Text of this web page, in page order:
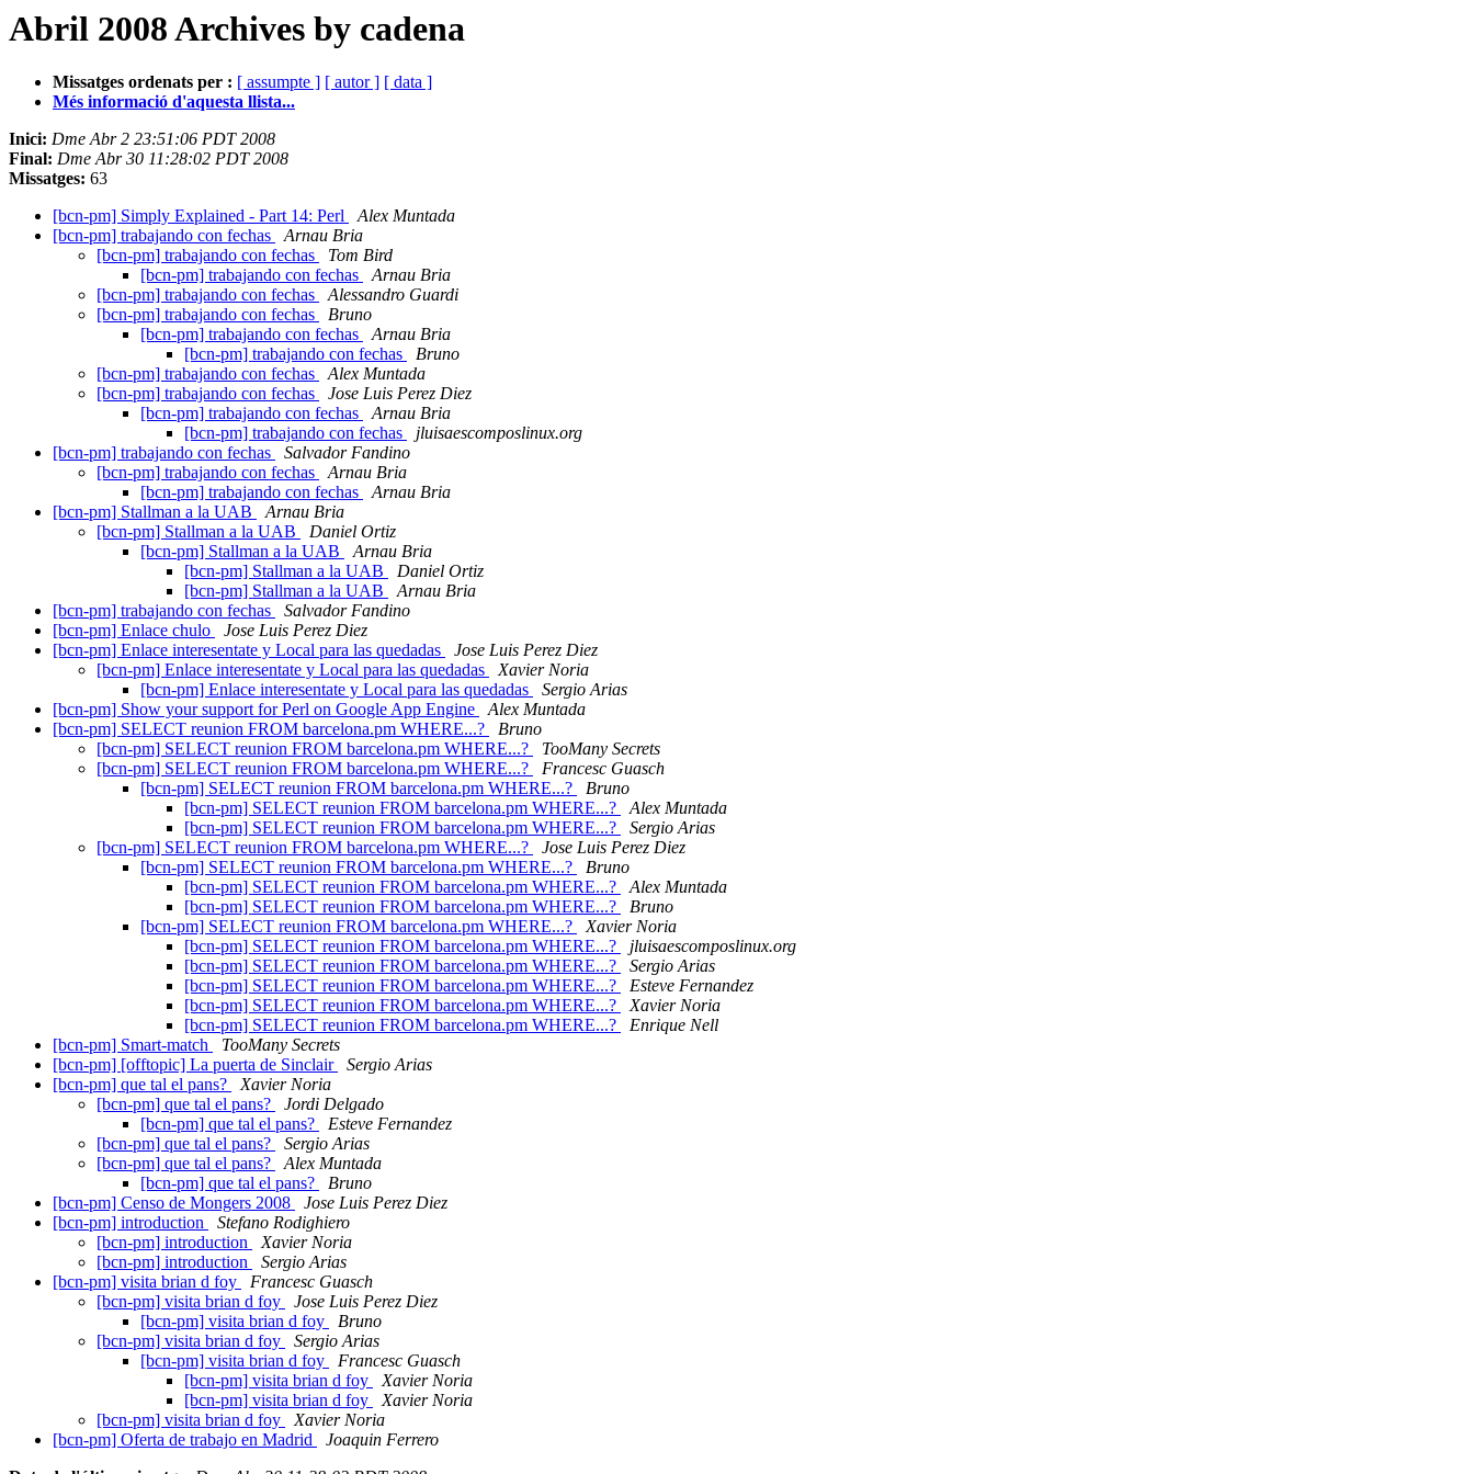
Abril 2008 Archives by cadena
Missatges ordenats per : [ assumpte ] [ autor ] [ data ]
Més informació d'aquesta llista...
Inici: Dme Abr 2 23:51:06 PDT 2008
Final: Dme Abr 30 11:28:02 PDT 2008
Missatges: 63
[bcn-pm] Simply Explained - Part 14: Perl
Alex Muntada
[bcn-pm] trabajando con fechas
Arnau Bria
[bcn-pm] trabajando con fechas
Tom Bird
[bcn-pm] trabajando con fechas
Arnau Bria
[bcn-pm] trabajando con fechas
Alessandro Guardi
[bcn-pm] trabajando con fechas
Bruno
[bcn-pm] trabajando con fechas
Arnau Bria
[bcn-pm] trabajando con fechas
Bruno
[bcn-pm] trabajando con fechas
Alex Muntada
[bcn-pm] trabajando con fechas
Jose Luis Perez Diez
[bcn-pm] trabajando con fechas
Arnau Bria
[bcn-pm] trabajando con fechas
jluisaescomposlinux.org
[bcn-pm] trabajando con fechas
Salvador Fandino
[bcn-pm] trabajando con fechas
Arnau Bria
[bcn-pm] trabajando con fechas
Arnau Bria
[bcn-pm] Stallman a la UAB
Arnau Bria
[bcn-pm] Stallman a la UAB
Daniel Ortiz
[bcn-pm] Stallman a la UAB
Arnau Bria
[bcn-pm] Stallman a la UAB
Daniel Ortiz
[bcn-pm] Stallman a la UAB
Arnau Bria
[bcn-pm] trabajando con fechas
Salvador Fandino
[bcn-pm] Enlace chulo
Jose Luis Perez Diez
[bcn-pm] Enlace interesentate y Local para las quedadas
Jose Luis Perez Diez
[bcn-pm] Enlace interesentate y Local para las quedadas
Xavier Noria
[bcn-pm] Enlace interesentate y Local para las quedadas
Sergio Arias
[bcn-pm] Show your support for Perl on Google App Engine
Alex Muntada
[bcn-pm] SELECT reunion FROM barcelona.pm WHERE...?
Bruno
[bcn-pm] SELECT reunion FROM barcelona.pm WHERE...?
TooMany Secrets
[bcn-pm] SELECT reunion FROM barcelona.pm WHERE...?
Francesc Guasch
[bcn-pm] SELECT reunion FROM barcelona.pm WHERE...?
Bruno
[bcn-pm] SELECT reunion FROM barcelona.pm WHERE...?
Alex Muntada
[bcn-pm] SELECT reunion FROM barcelona.pm WHERE...?
Sergio Arias
[bcn-pm] SELECT reunion FROM barcelona.pm WHERE...?
Jose Luis Perez Diez
[bcn-pm] SELECT reunion FROM barcelona.pm WHERE...?
Bruno
[bcn-pm] SELECT reunion FROM barcelona.pm WHERE...?
Alex Muntada
[bcn-pm] SELECT reunion FROM barcelona.pm WHERE...?
Bruno
[bcn-pm] SELECT reunion FROM barcelona.pm WHERE...?
Xavier Noria
[bcn-pm] SELECT reunion FROM barcelona.pm WHERE...?
jluisaescomposlinux.org
[bcn-pm] SELECT reunion FROM barcelona.pm WHERE...?
Sergio Arias
[bcn-pm] SELECT reunion FROM barcelona.pm WHERE...?
Esteve Fernandez
[bcn-pm] SELECT reunion FROM barcelona.pm WHERE...?
Xavier Noria
[bcn-pm] SELECT reunion FROM barcelona.pm WHERE...?
Enrique Nell
[bcn-pm] Smart-match
TooMany Secrets
[bcn-pm] [offtopic] La puerta de Sinclair
Sergio Arias
[bcn-pm] que tal el pans?
Xavier Noria
[bcn-pm] que tal el pans?
Jordi Delgado
[bcn-pm] que tal el pans?
Esteve Fernandez
[bcn-pm] que tal el pans?
Sergio Arias
[bcn-pm] que tal el pans?
Alex Muntada
[bcn-pm] que tal el pans?
Bruno
[bcn-pm] Censo de Mongers 2008
Jose Luis Perez Diez
[bcn-pm] introduction
Stefano Rodighiero
[bcn-pm] introduction
Xavier Noria
[bcn-pm] introduction
Sergio Arias
[bcn-pm] visita brian d foy
Francesc Guasch
[bcn-pm] visita brian d foy
Jose Luis Perez Diez
[bcn-pm] visita brian d foy
Bruno
[bcn-pm] visita brian d foy
Sergio Arias
[bcn-pm] visita brian d foy
Francesc Guasch
[bcn-pm] visita brian d foy
Xavier Noria
[bcn-pm] visita brian d foy
Xavier Noria
[bcn-pm] visita brian d foy
Xavier Noria
[bcn-pm] Oferta de trabajo en Madrid
Joaquin Ferrero